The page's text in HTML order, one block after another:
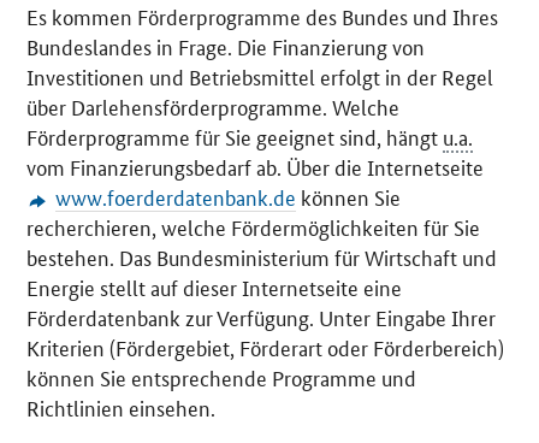
Es kommen Förderprogramme des Bundes und Ihres
Bundeslandes in Frage. Die Finanzierung von
Investitionen und Betriebsmittel erfolgt in der Regel
über Darlehensförderprogramme. Welche
Förderprogramme für Sie geeignet sind, hängt u.a.
vom Finanzierungsbedarf ab. Über die Internetseite
www.foerderdatenbank.de können Sie
recherchieren, welche Fördermöglichkeiten für Sie
bestehen. Das Bundesministerium für Wirtschaft und
Energie stellt auf dieser Internetseite eine
Förderdatenbank zur Verfügung. Unter Eingabe Ihrer
Kriterien (Fördergebiet, Förderart oder Förderbereich)
können Sie entsprechende Programme und
Richtlinien einsehen.